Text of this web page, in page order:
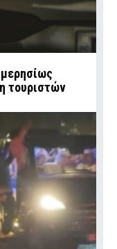
τουριστών